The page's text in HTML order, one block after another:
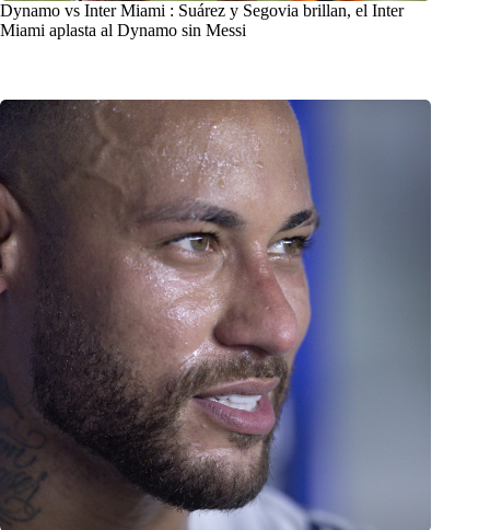
Dynamo vs Inter Miami : Suárez y Segovia brillan, el Inter
Miami aplasta al Dynamo sin Messi